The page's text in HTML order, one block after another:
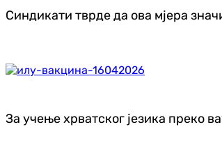
Синдикати тврде да ова мјера
За учење хрватског језика преко